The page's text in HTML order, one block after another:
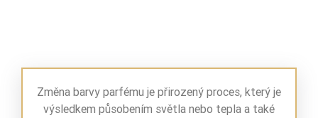
Změna barvy parfému je přirozený proces, který je
výsledkem působením světla nebo tepla a také